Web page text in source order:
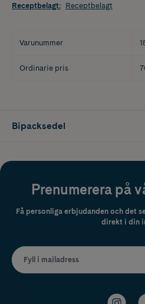
Receptbelagt: Receptbelagt
Varunummer
Ordinarie pris
Bipacksedel
Prenumerera på
Få personliga erbjudanden och det
direkt i din
Fyll i mailadress